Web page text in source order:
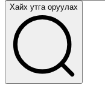
Хайх утга оруулах